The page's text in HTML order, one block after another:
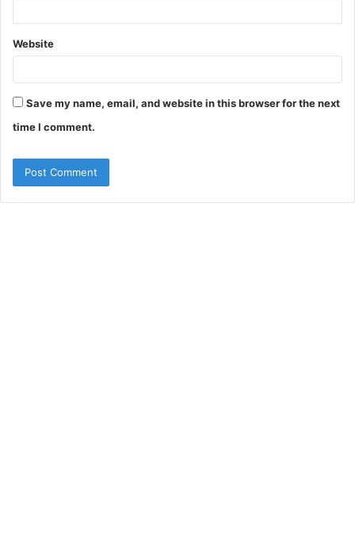
Website
Save my name, email, and website in this browser for the next
time I comment.